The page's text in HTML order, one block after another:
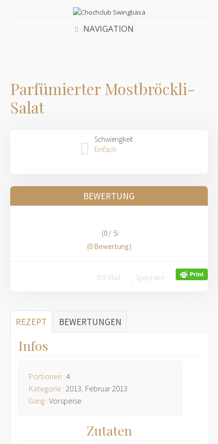
NAVIGATION
Parfümierter Mostbröckli-
Salat
Schwierigkeit
Einfach
BEWERTUNG
(0 / 5)
(0 Bewertung)
E-Mail Speichern
REZEPT BEWERTUNGEN
Infos
Portionen :4
Kategorie :2013, Februar 2013
Gang :Vorspeise
Zutaten